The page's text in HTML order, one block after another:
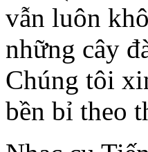
vẫn luôn
những cây
Chúng tôi
bền bỉ theo